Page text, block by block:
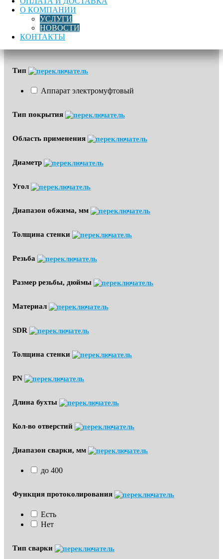
О КОМПАНИИ
УСЛУГИ
НОВОСТИ
КОНТАКТЫ
Бренд
Тип
Аппарат электромуфтовый
Тип покрытия
Область применения
Диаметр
Угол
Диапазон обжима, мм
Толщина стенки
Резьба
Размер резьбы, дюймы
Материал
SDR
Толщина стенки
PN
Длина бухты
Кол-во отверстий
Диапазон сварки, мм
до 400
Функция протоколирования
Есть
Нет
Тип сварки